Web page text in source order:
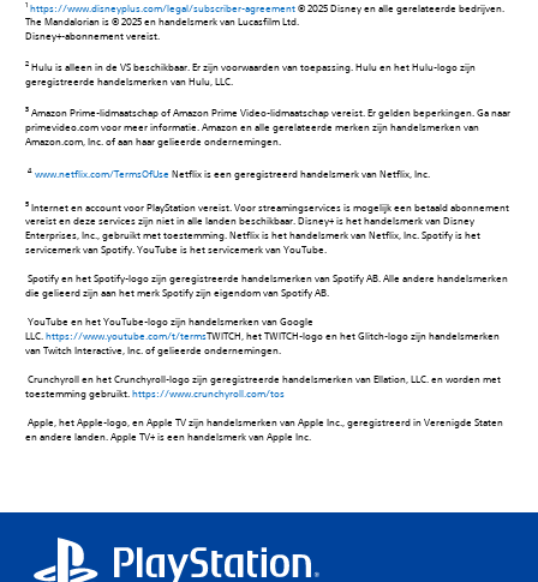
https://www.disneyplus.com/legal/subscriber-agreement© 2025 Disney en alle gerelateerde bedrijven.
The Mandalorian is © 2025 en handelsmerk van Lucasfilm Ltd.
Disney+-abonnement vereist.‎
Hulu is alleen in de VS beschikbaar. Er zijn voorwaarden van toepassing.‎ Hulu en het Hulu-logo zijn
geregistreerde handelsmerken van Hulu, LLC.‎
Amazon Prime-lidmaatschap of Amazon Prime Video-lidmaatschap vereist. Er gelden beperkingen. Ga naar
primevideo.com voor meer informatie. Amazon en alle gerelateerde merken zijn handelsmerken van
Amazon.com, Inc. of aan haar gelieerde ondernemingen.‎
www.netflix.com/TermsOfUse Netflix is een geregistreerd handelsmerk van Netflix, Inc.
5 Internet en account voor PlayStation vereist. Voor streamingservices is mogelijk een betaald abonnement
vereist en deze services zijn niet in alle landen beschikbaar. Disney+ is het handelsmerk van Disney
Enterprises, Inc., gebruikt met toestemming. Netflix is het handelsmerk van Netflix, Inc. Spotify is het
servicemerk van Spotify. YouTube is het servicemerk van YouTube.
‎ Spotify en het Spotify-logo zijn geregistreerde handelsmerken van Spotify AB. Alle andere handelsmerken
die gelieerd zijn aan het merk Spotify zijn eigendom van Spotify AB.
‎ YouTube en het YouTube-logo zijn handelsmerken van Google
LLC.https://www.youtube.com/t/termsTWITCH, het TWITCH-logo en het Glitch-logo zijn handelsmerken
van Twitch Interactive, Inc. of gelieerde ondernemingen.‎
‎ Crunchyroll en het Crunchyroll-logo zijn geregistreerde handelsmerken van Ellation, LLC. en worden met
toestemming gebruikt.https://www.crunchyroll.com/tos
‎ Apple, het Apple-logo, en Apple TV zijn handelsmerken van Apple Inc., geregistreerd in Verenigde Staten
en andere landen. Apple TV+ is een handelsmerk van Apple Inc.